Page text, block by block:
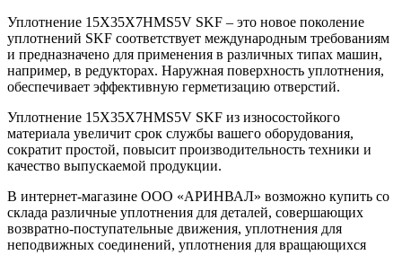
Уплотнение 15X35X7HMS5V SKF – это новое поколение
уплотнений SKF соответствует международным требованиям
и предназначено для применения в различных типах машин,
например, в редукторах. Наружная поверхность уплотнения,
обеспечивает эффективную герметизацию отверстий.
Уплотнение 15X35X7HMS5V SKF из износостойкого
материала увеличит срок службы вашего оборудования,
сократит простой, повысит производительность техники и
качество выпускаемой продукции.
В интернет-магазине ООО «АРИНВАЛ» возможно купить со
склада различные уплотнения для деталей, совершающих
возвратно-поступательные движения, уплотнения для
неподвижных соединений, уплотнения для вращающихся